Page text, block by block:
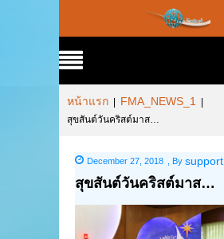
หน้าแรก FMA_NEWS_1
สุขสันต์วันคริสต์มาส…
December 27, 2018 By support
สุขสันต์วันคริสต์มาส…